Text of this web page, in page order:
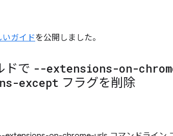
ガイドを公開しました。
ドで --extensions-on-
except フラグを削除